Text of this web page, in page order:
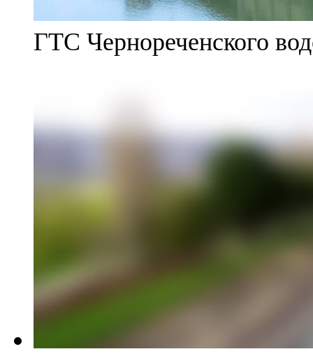
ГТС Чернореченского